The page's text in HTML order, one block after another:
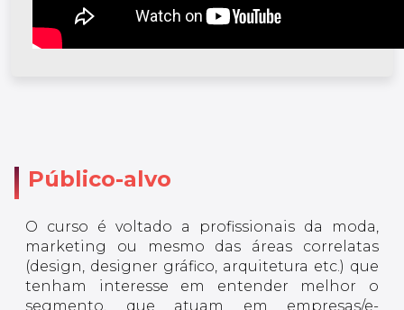
Público-alvo
O curso é voltado a profissionais da moda,
marketing ou mesmo das áreas correlatas
(design, designer gráfico, arquitetura etc.) que
tenham interesse em entender melhor o
segmento, que atuam em empresas/e-